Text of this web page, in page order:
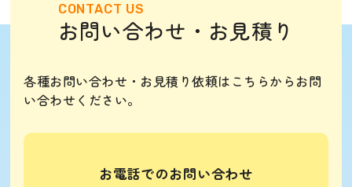
CONTACT US
お問い合わせ・お見積り
各種お問い合わせ・お見積り依頼はこちらからお問
い合わせください。
お電話でのお問い合わせ